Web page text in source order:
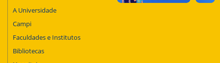
A Universidade
Campi
Faculdades e Institutos
Bibliotecas